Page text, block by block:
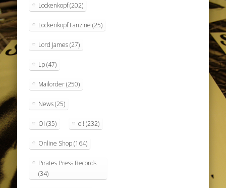
Lockenkopf(202)
Lockenkopf Fanzine (25)
Lord James(27)
Lp(47)
Mailorder(250)
News(25)
Oi (35) oi! (232)
Online Shop(164)
Pirates Press Records
(34)